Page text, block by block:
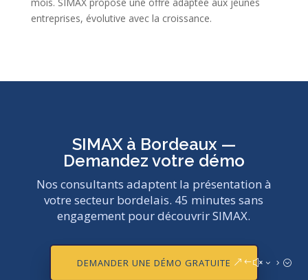
entreprises, évolutive avec la croissance.
SIMAX à Bordeaux —
Demandez votre démo
Nos consultants adaptent la présentation à
votre secteur bordelais. 45 minutes sans
engagement pour découvrir SIMAX.
DEMANDER UNE DÉMO GRATUITE